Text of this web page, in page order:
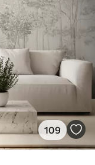
109